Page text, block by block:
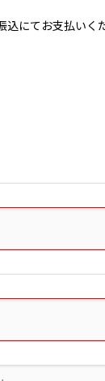
込にてお支払いく